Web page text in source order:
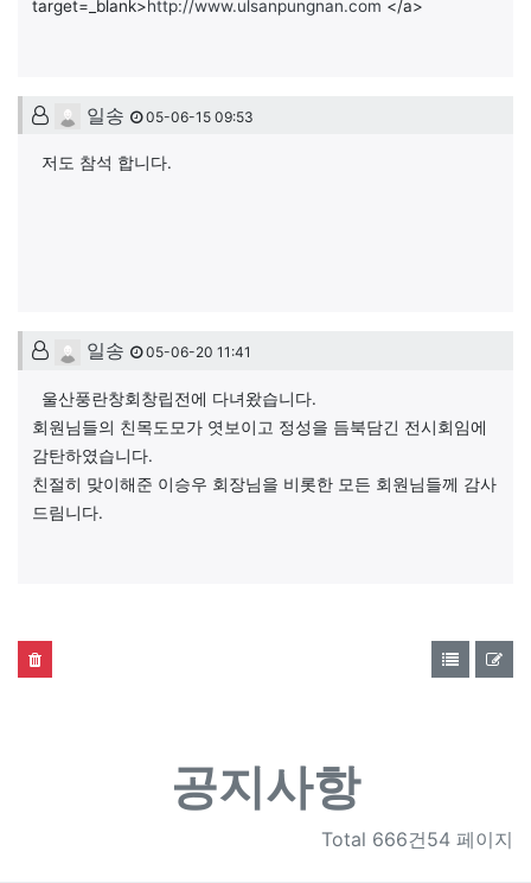
target=_blank>http://www.ulsanpungnan.com </a>
강경주님의 댓글
일송 05-06-15 09:53
저도 참석 합니다.
김옥성님의 댓글
일송 05-06-20 11:41
울산풍란창회창립전에 다녀왔습니다.
회원님들의 친목도모가 엿보이고 정성을 듬북담긴 전시회임에
감탄하였습니다.
친절히 맞이해준 이승우 회장님을 비롯한 모든 회원님들께 감사
드림니다.
공지사항
Total 666건54 페이지